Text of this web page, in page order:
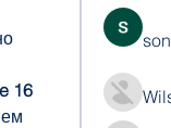
16